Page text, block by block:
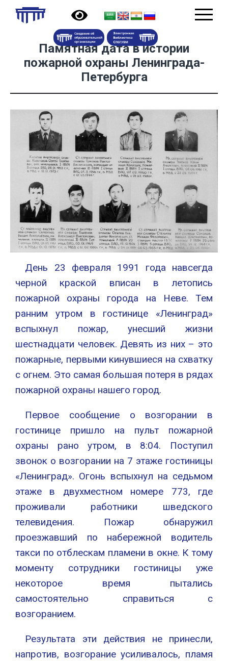
Памятная дата в истории
пожарной охраны Ленинграда-
Петербурга
День 23 февраля 1991 года навсегда
черной краской вписан в летопись
пожарной охраны города на Неве. Тем
ранним утром в гостинице «Ленинград»
вспыхнул пожар, унесший жизни
шестнадцати человек. Девять из них – это
пожарные, первыми кинувшиеся на схватку
с огнем. Это самая большая потеря в рядах
пожарной охраны нашего город.
Первое сообщение о возгорании в
гостинице пришло на пульт пожарной
охраны рано утром, в 8:04. Поступил
звонок о возгорании на 7 этаже гостиницы
«Ленинград». Огонь вспыхнул на седьмом
этаже в двухместном номере 773, где
проживали работники шведского
телевидения. Пожар обнаружил
проезжавший по набережной водитель
такси по отблескам пламени в окне. К тому
моменту сотрудники гостиницы уже
некоторое время пытались
самостоятельно справиться с
возгоранием.
Результата эти действия не принесли,
напротив, возгорание усиливалось, пламя